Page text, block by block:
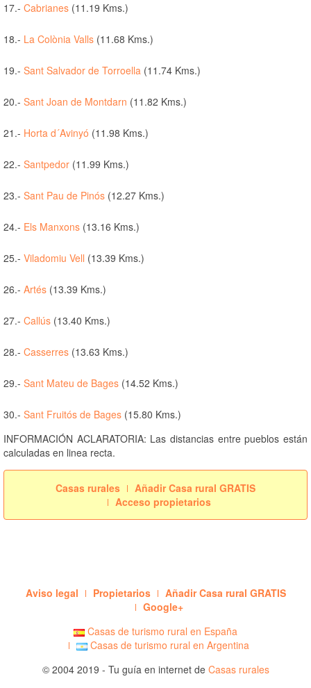
17.- Cabrianes (11.19 Kms.)
18.- La Colònia Valls (11.68 Kms.)
19.- Sant Salvador de Torroella (11.74 Kms.)
20.- Sant Joan de Montdarn (11.82 Kms.)
21.- Horta d´Avinyó (11.98 Kms.)
22.- Santpedor (11.99 Kms.)
23.- Sant Pau de Pinós (12.27 Kms.)
24.- Els Manxons (13.16 Kms.)
25.- Viladomiu Vell (13.39 Kms.)
26.- Artés (13.39 Kms.)
27.- Callús (13.40 Kms.)
28.- Casserres (13.63 Kms.)
29.- Sant Mateu de Bages (14.52 Kms.)
30.- Sant Fruitós de Bages (15.80 Kms.)
INFORMACIÓN ACLARATORIA: Las distancias entre pueblos están
calculadas en linea recta.
Casas rurales
Añadir Casa rural GRATIS
Acceso propietarios
Aviso legal Propietarios
Añadir Casa rural GRATIS
Google+
Casas de turismo rural en España
Casas de turismo rural en Argentina
© 2004 2019 - Tu guía en internet de Casas rurales